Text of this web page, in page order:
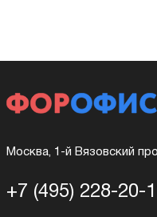
Москва, 1-й Вязовский
+7 (495) 228-20-